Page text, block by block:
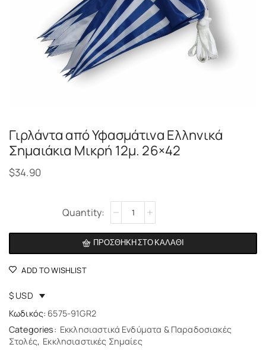
Γιρλάντα από Υφασμάτινα Ελληνικά
Σημαιάκια Μικρή 12μ. 26×42
$34.90
ΠΡΟΣΘΉΚΗ ΣΤΟ ΚΑΛΆΘΙ
Alternative:
ADD TO WISHLIST
$ USD
Κωδικός: 6575-91GR2
Categories: Εκκλησιαστικά Ενδύματα & Παραδοσιακές
Στολές, Εκκλησιαστικές Σημαίες